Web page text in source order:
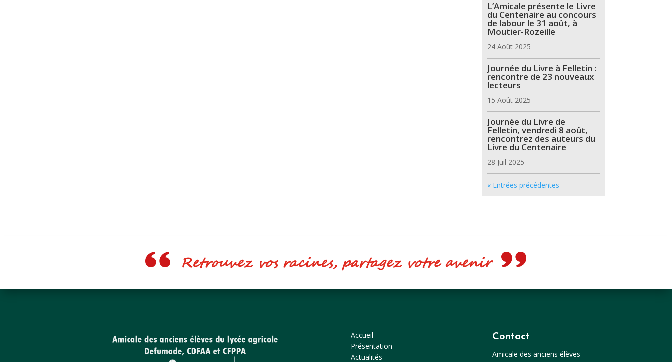
L’Amicale présente le Livre
du Centenaire au concours
de labour le 31 août, à
Moutier-Rozeille
24 Août 2025
Journée du Livre à Felletin :
rencontre de 23 nouveaux
lecteurs
15 Août 2025
Journée du Livre de
Felletin, vendredi 8 août,
rencontrez des auteurs du
Livre du Centenaire
28 Juil 2025
« Entrées précédentes
Retrouvez vos racines, partagez votre avenir
Accueil
Présentation
Actualités
Contact
Amicale des anciens élèves